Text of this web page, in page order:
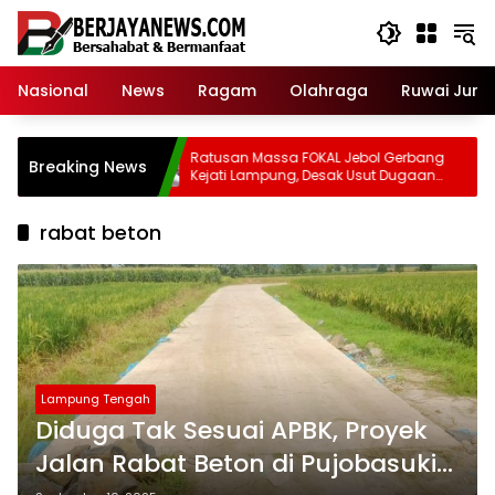
Skip
content
Nasional
News Ragam Olahraga Ruwai Jurai
Breaking News
Ratusan Massa FOKAL Jebol Gerbang
Kejati Lampung, Desak Usut Dugaan
Korupsi Aset Pemprov 3 Hektare
rabat beton
Lampung Tengah
Diduga Tak Sesuai APBK, Proyek
Jalan Rabat Beton di Pujobasuki